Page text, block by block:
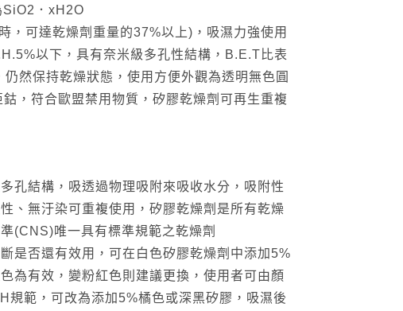
SiO2．xH2O
，可達乾燥劑重量的37%以上)，吸濕力強使用
以下，具有奈米級多孔性結構，B.E.T比表
然保持乾燥狀態，使用方便外觀為透明無色圓
，符合歐盟禁用物質，矽膠乾燥劑可再生重複
孔結構，吸透過物理吸附來吸收水分，吸附性
、無汙染可重複使用，矽膠乾燥劑是所有乾燥
(CNS)唯一具有標準規範之乾燥劑
是否還有效用，可在白色矽膠乾燥劑中添加5%
為有效，變粉紅色則建議更換，使用者可由顏
範，可改為添加5%橘色或深黑矽膠，吸濕後